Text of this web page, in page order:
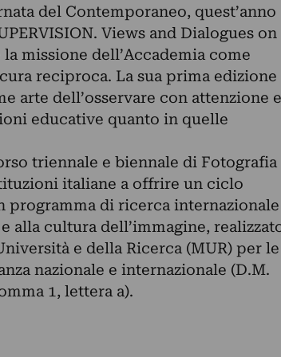
del Contemporaneo, quest’anno
Views and Dialogues on
missione dell’Accademia come
reciproca. La sua prima edizione
arte dell’osservare con attenzione e
educative quanto in quelle
triennale e biennale di Fotografia
italiane a offrire un ciclo
di ricerca internazionale
alla cultura dell’immagine,
e della Ricerca (MUR) per le
nazionale e internazionale (D.M.
1, lettera a).